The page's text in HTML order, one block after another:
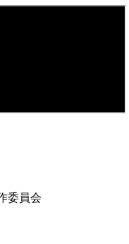
委員会